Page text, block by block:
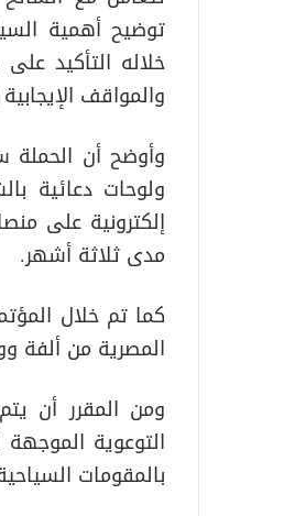
توضيح أهمية
خلاله التأكيد
والمواقف
ولوحات دعائية
إلكترونية على
مدى ثلاثة أشهر.
كما تم خلال
المصرية من ألفة
ومن المقرر أن
التوعوية
بالمقومات